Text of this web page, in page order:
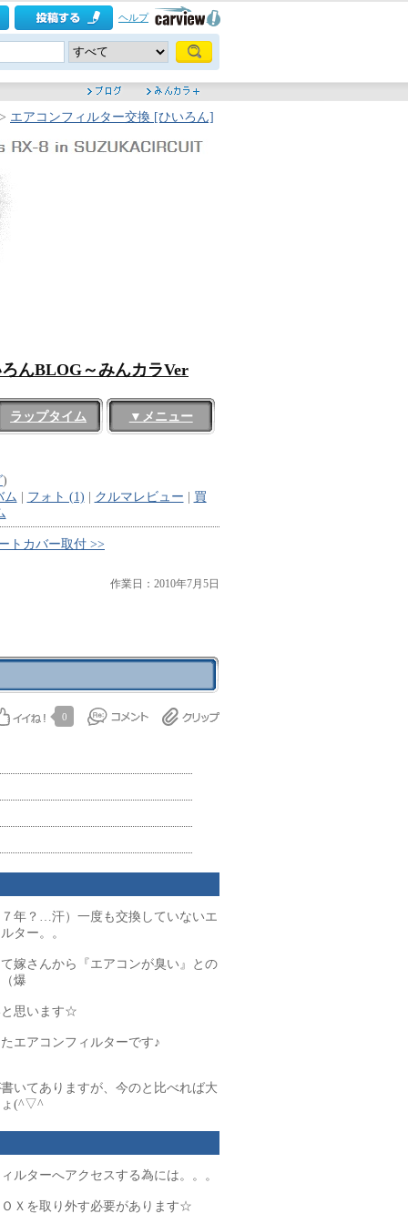
ヘルプ
> エアコンフィルター交換 [ひいろん]
んBLOG～みんカラVer
ラップタイム ▼メニュー
)
ム フォト (1) クルマレビュー
買
トカバー取付 >>
作業日：2010年7月5日
0
年？…汗）一度も交換していないエ
ター。。
嫁さんから『エアコンが臭い』との
爆
思います☆
エアコンフィルターです♪
いてありますが、今のと比べれば大
ょ(^▽^
ルターへアクセスする為には。。。
Ｘを取り外す必要があります☆